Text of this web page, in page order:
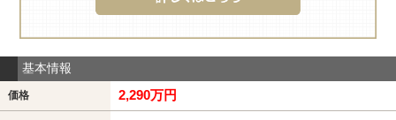
基本情報
価格 2,290万円